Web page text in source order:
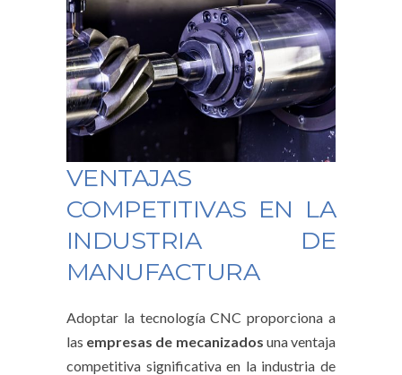
VENTAJAS
COMPETITIVAS EN LA
INDUSTRIA DE
MANUFACTURA
Adoptar la tecnología CNC proporciona a
las empresas de mecanizados una ventaja
competitiva significativa en la industria de